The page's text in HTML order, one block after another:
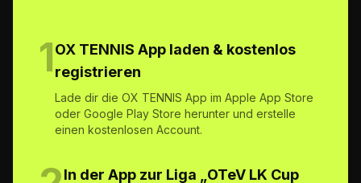
1OX TENNIS App laden & kostenlos
registrieren
Lade dir die OX TENNIS App im Apple App Store
oder Google Play Store herunter und erstelle
einen kostenlosen Account.
In der App zur Liga „OTeV LK Cup